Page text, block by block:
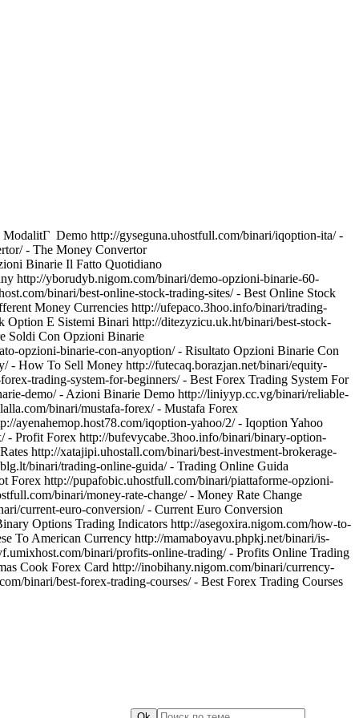
Demo http://gyseguna.uhostfull.com/binari/iqoption-ita/ -
- The Money Convertor
Binarie Il Fatto Quotidiano
http://yborudyb.nigom.com/binari/demo-opzioni-binarie-60-
binari/best-online-stock-trading-sites/ - Best Online Stock
Money Currencies http://ufepaco.3hoo.info/binari/trading-
E Sistemi Binari http://ditezyzicu.uk.ht/binari/best-stock-
Soldi Con Opzioni Binarie
opzioni-binarie-con-anyoption/ - Risultato Opzioni Binarie Con
- How To Sell Money http://futecaq.borazjan.net/binari/equity-
trading-system-for-beginners/ - Best Forex Trading System For
demo/ - Azioni Binarie Demo http://liniyyp.cc.vg/binari/reliable-
binari/mustafa-forex/ - Mustafa Forex
ayenahemop.host78.com/iqoption-yahoo/2/ - Iqoption Yahoo
- Profit Forex http://bufevycabe.3hoo.info/binari/binary-option-
http://xatajipi.uhostall.com/binari/best-investment-brokerage-
binari/trading-online-guida/ - Trading Online Guida
Forex http://pupafobic.uhostfull.com/binari/piattaforme-opzioni-
binari/money-rate-change/ - Money Rate Change
current-euro-conversion/ - Current Euro Conversion
Options Trading Indicators http://asegoxira.nigom.com/how-to-
To American Currency http://mamaboyavu.phpkj.net/binari/is-
binari/profits-online-trading/ - Profits Online Trading
Cook Forex Card http://inobihany.nigom.com/binari/currency-
binari/best-forex-trading-courses/ - Best Forex Trading Courses